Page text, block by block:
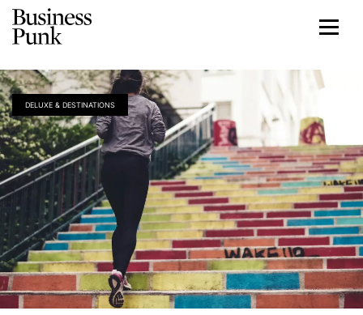
DELUXE & DESTINATIONS